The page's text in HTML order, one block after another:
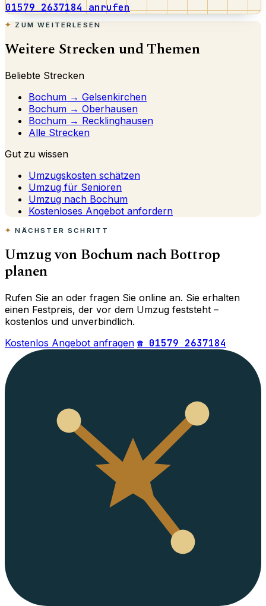
01579 2637184 anrufen
ZUM WEITERLESEN
Weitere Strecken und Themen
Beliebte Strecken
Bochum → Gelsenkirchen
Bochum → Oberhausen
Bochum → Recklinghausen
Alle Strecken
Gut zu wissen
Umzugskosten schätzen
Umzug für Senioren
Umzug nach Bochum
Kostenloses Angebot anfordern
NÄCHSTER SCHRITT
Umzug von Bochum nach Bottrop
planen
Rufen Sie an oder fragen Sie online an. Sie erhalten
einen Festpreis, der vor dem Umzug feststeht –
kostenlos und unverbindlich.
Kostenlos Angebot anfragen ☎ 01579 2637184